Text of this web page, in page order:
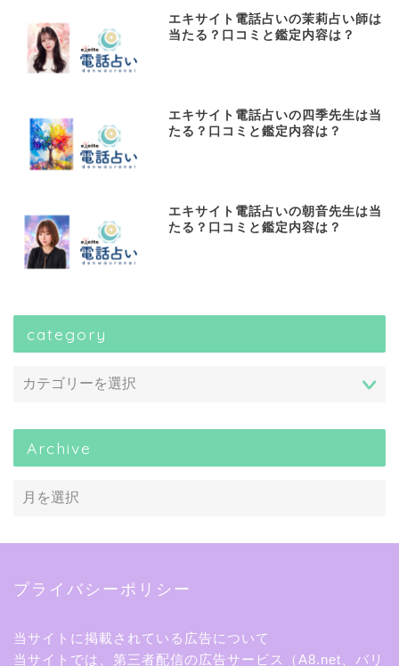
エキサイト電話占いの茉莉占い師は
当たる？口コミと鑑定内容は？
エキサイト電話占いの四季先生は当
たる？口コミと鑑定内容は？
エキサイト電話占いの朝音先生は当
たる？口コミと鑑定内容は？
category
Archive
プライバシーポリシー
当サイトに掲載されている広告について
当サイトでは、第三者配信の広告サービス（A8.net、バリ